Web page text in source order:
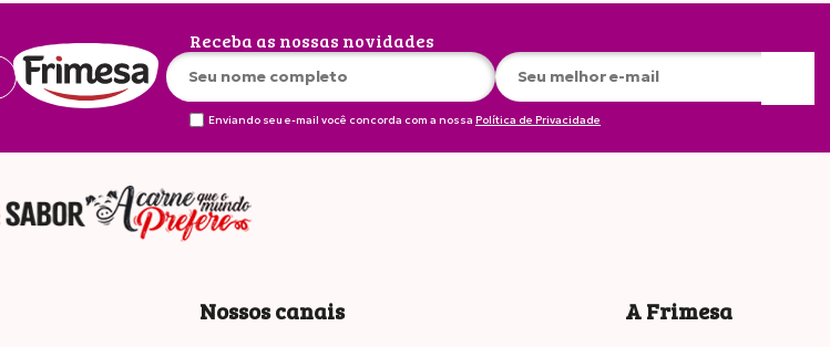
Receba as nossas novidades
Enviando seu e-mail você concorda com a nossa Política de Privacidade
Nossos canais A Frimesa